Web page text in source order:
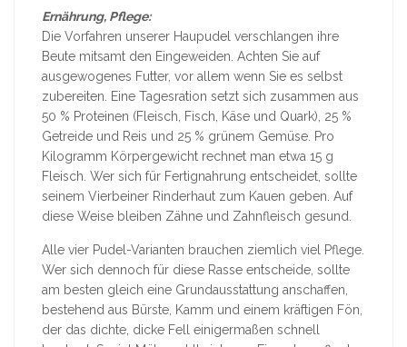
Ernährung, Pflege:
Die Vorfahren unserer Haupudel verschlangen ihre
Beute mitsamt den Eingeweiden. Achten Sie auf
ausgewogenes Futter, vor allem wenn Sie es selbst
zubereiten. Eine Tagesration setzt sich zusammen aus
50 % Proteinen (Fleisch, Fisch, Käse und Quark), 25 %
Getreide und Reis und 25 % grünem Gemüse. Pro
Kilogramm Körpergewicht rechnet man etwa 15 g
Fleisch. Wer sich für Fertignahrung entscheidet, sollte
seinem Vierbeiner Rinderhaut zum Kauen geben. Auf
diese Weise bleiben Zähne und Zahnfleisch gesund.
Alle vier Pudel-Varianten brauchen ziemlich viel Pflege.
Wer sich dennoch für diese Rasse entscheide, sollte
am besten gleich eine Grundausstattung anschaffen,
bestehend aus Bürste, Kamm und einem kräftigen Fön,
der das dichte, dicke Fell einigermaßen schnell